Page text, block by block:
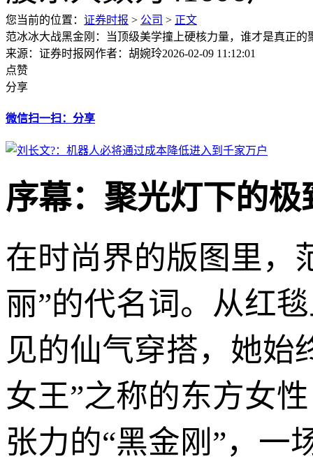
您当前的位置： 证券时报 > 公司 > 正文
范冰冰大战黑金刚：当顶级美学撞上硬核力量，谁才是真正的
来源：证券时报网作者：胡婉玲2026-02-09 11:12:01
点赞
分享
微信扫一扫：分享
序幕：聚光灯下的极
在时尚界的版图里，
丽”的代名词。从红
见的仙气穿搭，她始
女王”之称的东方女
张力的“黑金刚”，一